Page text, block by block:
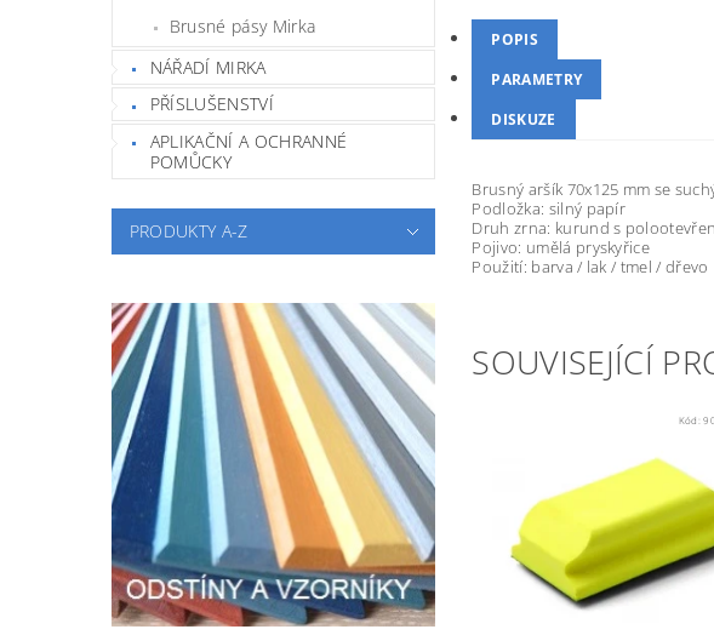
Brusné pásy Mirka
NÁŘADÍ MIRKA
PŘÍSLUŠENSTVÍ
APLIKAČNÍ A OCHRANNÉ
POMŮCKY
PRODUKTY A-Z
POPIS
PARAMETRY
DISKUZE
Brusný aršík 70x125 mm se
Podložka: silný papír
Druh zrna: kurund s
Pojivo: umělá pryskyřice
Použití: barva / lak / tmel / dřevo
SOUVISEJÍCÍ
Kód: